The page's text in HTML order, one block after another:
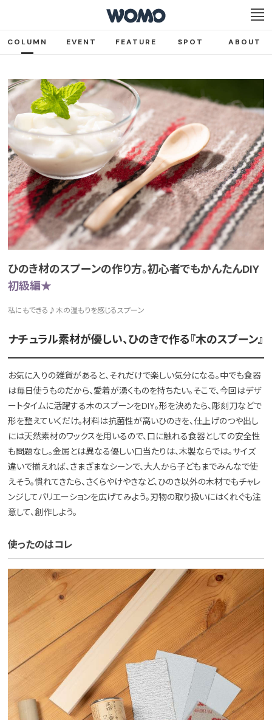
COLUMN EVENT FEATURE SPOT ABOUT
ひのき材のスプーンの作り方。初心者でもかんたんDIY
初級編★
私にもできる♪木の温もりを感じるスプーン
ナチュラル素材が優しい、ひのきで作る『木のスプーン』
お気に入りの雑貨があると、それだけで楽しい気分になる。中でも食器
は毎日使うものだから、愛着が湧くものを持ちたい。そこで、今回はデザ
ートタイムに活躍する木のスプーンをDIY。形を決めたら、彫刻刀などで
形を整えていくだけ。材料は抗菌性が高いひのきを、仕上げのつや出し
には天然素材のワックスを用いるので、口に触れる食器としての安全性
も問題なし。金属とは異なる優しい口当たりは、木製ならでは。サイズ
違いで揃えれば、さまざまなシーンで、大人から子どもまでみんなで使
えそう。慣れてきたら、さくらやけやきなど、ひのき以外の木材でもチャレ
ンジしてバリエーションを広げてみよう。刃物の取り扱いにはくれぐも注
意して、創作しよう。
使ったのはコレ